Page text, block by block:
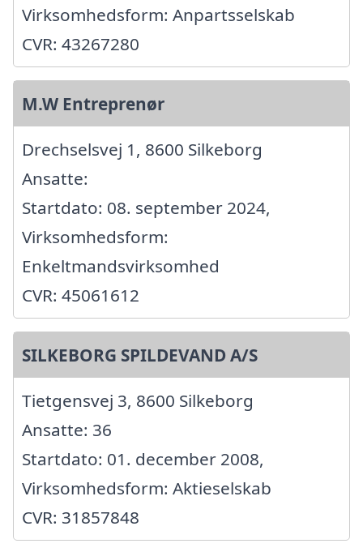
Virksomhedsform: Anpartsselskab
CVR: 43267280
M.W Entreprenør
Drechselsvej 1, 8600 Silkeborg
Ansatte:
Startdato: 08. september 2024,
Virksomhedsform:
Enkeltmandsvirksomhed
CVR: 45061612
SILKEBORG SPILDEVAND A/S
Tietgensvej 3, 8600 Silkeborg
Ansatte: 36
Startdato: 01. december 2008,
Virksomhedsform: Aktieselskab
CVR: 31857848